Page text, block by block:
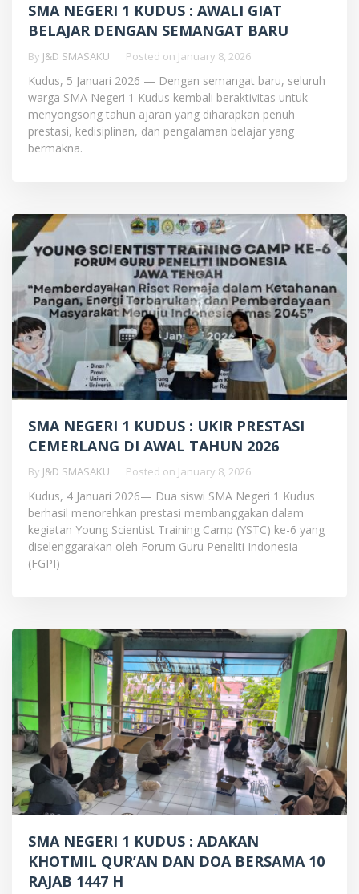
SMA NEGERI 1 KUDUS : AWALI GIAT
BELAJAR DENGAN SEMANGAT BARU
By J&D SMASAKU Posted on January 8, 2026
Kudus, 5 Januari 2026 — Dengan semangat baru, seluruh
warga SMA Negeri 1 Kudus kembali beraktivitas untuk
menyongsong tahun ajaran yang diharapkan penuh
prestasi, kedisiplinan, dan pengalaman belajar yang
bermakna.
SMA NEGERI 1 KUDUS : UKIR PRESTASI
CEMERLANG DI AWAL TAHUN 2026
By J&D SMASAKU Posted on January 8, 2026
Kudus, 4 Januari 2026— Dua siswi SMA Negeri 1 Kudus
berhasil menorehkan prestasi membanggakan dalam
kegiatan Young Scientist Training Camp (YSTC) ke-6 yang
diselenggarakan oleh Forum Guru Peneliti Indonesia
(FGPI)
SMA NEGERI 1 KUDUS : ADAKAN
KHOTMIL QUR’AN DAN DOA BERSAMA 10
RAJAB 1447 H